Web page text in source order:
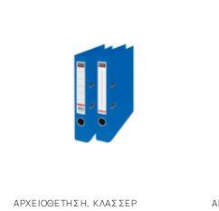
ΑΡΧΕΙΟΘΕΤΗΣΗ, ΚΛΑΣΣΈΡ